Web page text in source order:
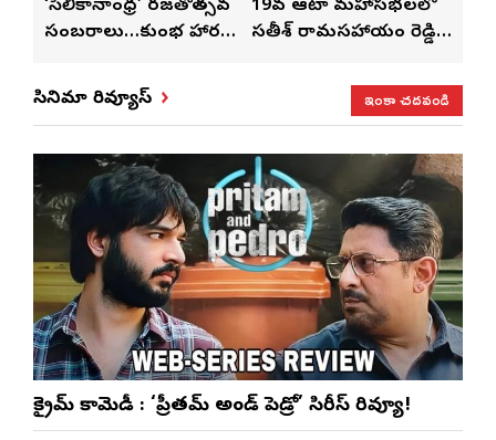
‘సిలికానాంధ్ర’ రజతోత్సవ
సంబరాలు…కుంభ హారతి
19వ ఆటా మహాసభలలో
సతీశ్ రామసహాయం రెడ్డి
సినిమా రివ్యూస్
ఇంకా చదవండి
క్రైమ్ కామెడీ : ‘ప్రీతమ్ అండ్ పెడ్రో’ సిరీస్ రివ్యూ!